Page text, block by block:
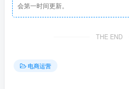
会第一时间更新。
THE END
电商运营